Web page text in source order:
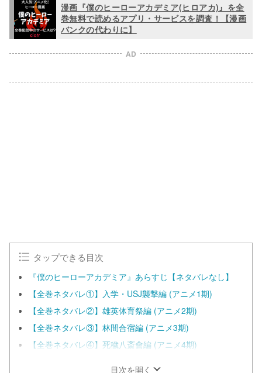
漫画『僕のヒーローアカデミア(ヒロアカ)』を全
巻無料で読めるアプリ・サービスを調査！【漫画
バンクの代わりに】
AD
タップできる目次
『僕のヒーローアカデミア』あらすじ【ネタバレなし】
【全巻ネタバレ①】入学・USJ襲撃編 (アニメ1期)
【全巻ネタバレ②】雄英体育祭編 (アニメ2期)
【全巻ネタバレ③】林間合宿編 (アニメ3期)
【全巻ネタバレ④】死穢八斎會編 (アニメ4期)
目次を開く